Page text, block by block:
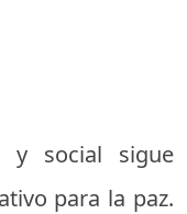
y social sigue
para la paz.